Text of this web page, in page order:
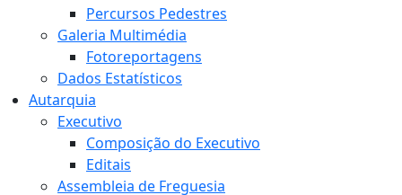
Percursos Pedestres
Galeria Multimédia
Fotoreportagens
Dados Estatísticos
Autarquia
Executivo
Composição do Executivo
Editais
Assembleia de Freguesia